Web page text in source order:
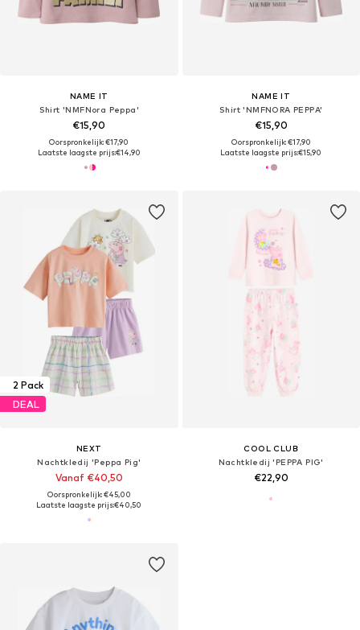
NAME IT
Shirt 'NMFNora Peppa'
€15,90
Oorspronkelijk: €17,90
Laatste laagste prijs:€14,90
NAME IT
Shirt 'NMFNORA PEPPA'
€15,90
Oorspronkelijk: €17,90
Laatste laagste prijs:€15,90
2 Pack
DEAL
NEXT
Nachtkledij 'Peppa Pig'
Vanaf €40,50
Oorspronkelijk: €45,00
Laatste laagste prijs:€40,50
COOL CLUB
Nachtkledij 'PEPPA PIG'
€22,90